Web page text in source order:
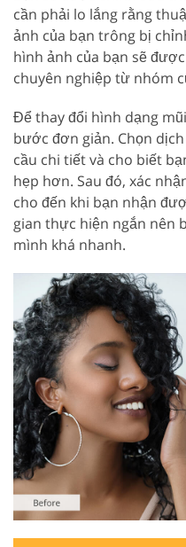
cần phải lo lắng rằng
ảnh của bạn trông bị
hình ảnh của bạn sẽ
chuyên nghiệp từ nhóm
Để thay đổi hình dạng
bước đơn giản. Chọn
cầu chi tiết và cho biết
hẹp hơn. Sau đó, xác
cho đến khi bạn nhận
gian thực hiện ngắn nên
mình khá nhanh.